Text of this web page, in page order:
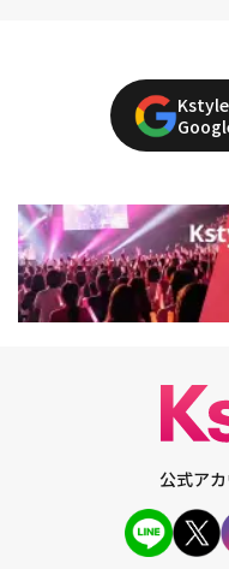
公式ア